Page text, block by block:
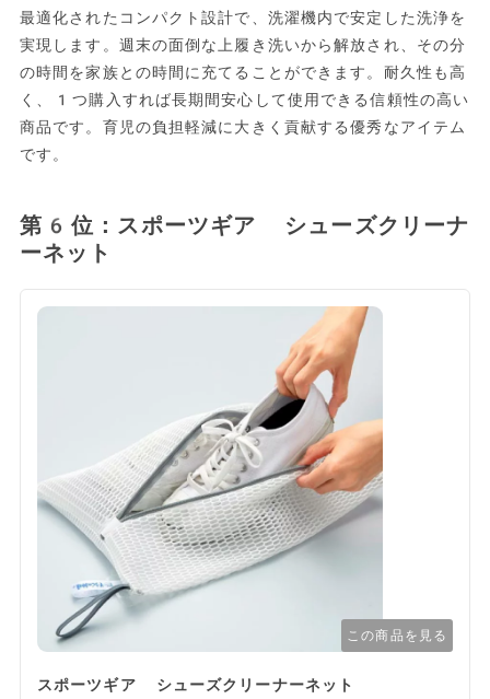
最適化されたコンパクト設計で、洗濯機内で安定した洗浄を
実現します。週末の面倒な上履き洗いから解放され、その分
の時間を家族との時間に充てることができます。耐久性も高
く、1つ購入すれば長期間安心して使用できる信頼性の高い
商品です。育児の負担軽減に大きく貢献する優秀なアイテム
です。
第6位：スポーツギア シューズクリーナ
ーネット
この商品を見る
スポーツギア シューズクリーナーネット